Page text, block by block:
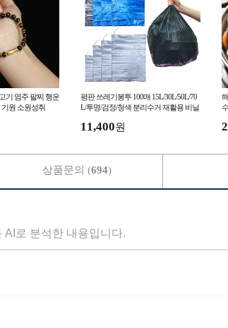
기 염주 팔찌 행운
원 소원성취
평판 쓰레기봉투 100매 15L/30L/50L/70
L/투명/검정/청색 분리수거 재활용 비닐
11,400원
AI로 분석한 내용입니다.
상품문의 (694)